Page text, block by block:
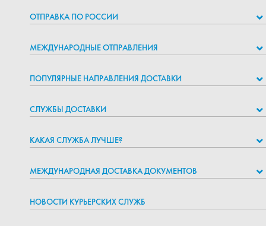
ОТПРАВКА ПО РОССИИ
МЕЖДУНАРОДНЫЕ ОТПРАВЛЕНИЯ
ПОПУЛЯРНЫЕ НАПРАВЛЕНИЯ ДОСТАВКИ
СЛУЖБЫ ДОСТАВКИ
КАКАЯ СЛУЖБА ЛУЧШЕ?
МЕЖДУНАРОДНАЯ ДОСТАВКА ДОКУМЕНТОВ
НОВОСТИ КУРЬЕРСКИХ СЛУЖБ